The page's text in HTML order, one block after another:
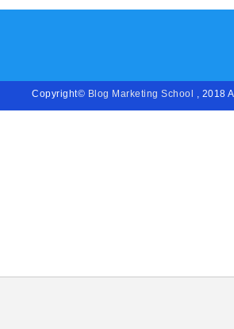
Copyright© Blog Marketing School , 2018